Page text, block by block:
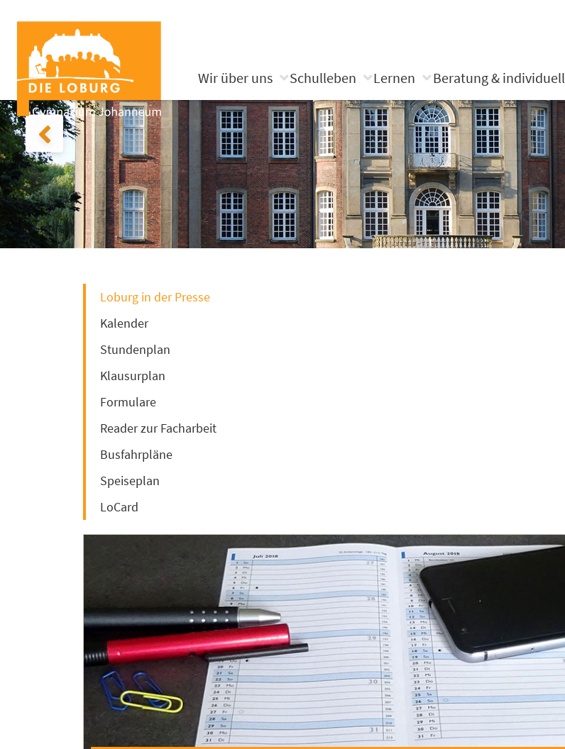
Wir über uns Schulleben Lernen Beratung &
Loburg in der Presse
Kalender
Stundenplan
Klausurplan
Formulare
Reader zur Facharbeit
Busfahrpläne
Speiseplan
LoCard